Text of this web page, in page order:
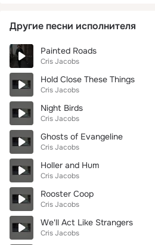
Другие песни исполнителя
Painted Roads
Cris Jacobs
Hold Close These Things
Cris Jacobs
Night Birds
Cris Jacobs
Ghosts of Evangeline
Cris Jacobs
Holler and Hum
Cris Jacobs
Rooster Coop
Cris Jacobs
We'll Act Like Strangers
Cris Jacobs